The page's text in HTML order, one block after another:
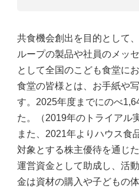
共食機会創出を目的として
ループの製品や社員のメッ
として全国のこども食堂に
食堂の皆様とは、お手紙や
す。2025年度までにのべ
た。（2019年のトライアル
また、2021年よりハウス食
対象とする株主優待を通じ
運営資金として助成し、活
金は資材の購入や子どもの